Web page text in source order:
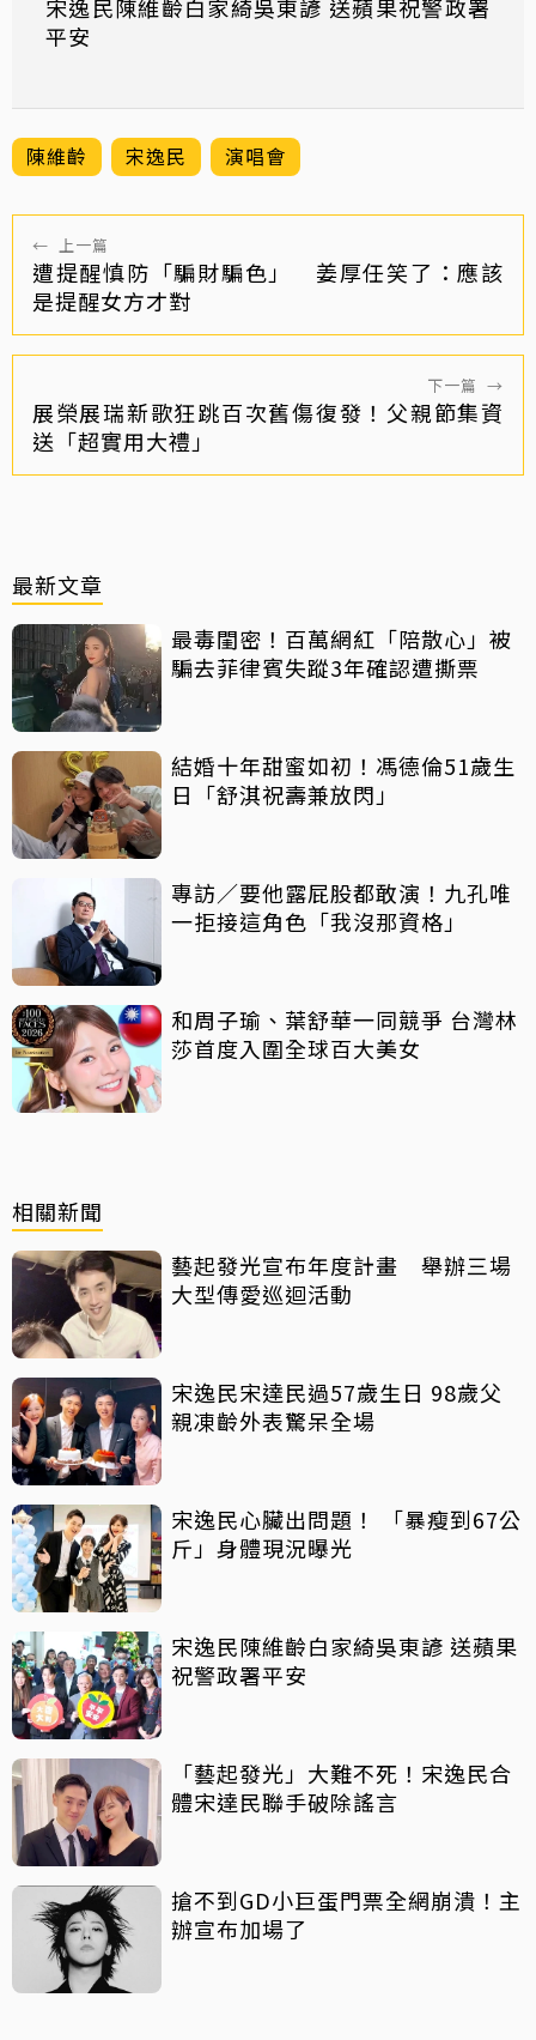
宋逸民陳維齡白家綺吳東諺 送蘋果祝警政署
平安
陳維齡 宋逸民 演唱會
← 上一篇
遭提醒慎防「騙財騙色」 姜厚任笑了：應該
是提醒女方才對
下一篇 →
展榮展瑞新歌狂跳百次舊傷復發！父親節集資
送「超實用大禮」
最新文章
最毒閨密！百萬網紅「陪散心」被
騙去菲律賓失蹤3年確認遭撕票
結婚十年甜蜜如初！馮德倫51歲生
日「舒淇祝壽兼放閃」
專訪／要他露屁股都敢演！九孔唯
一拒接這角色「我沒那資格」
和周子瑜、葉舒華一同競爭 台灣林
莎首度入圍全球百大美女
相關新聞
藝起發光宣布年度計畫 舉辦三場
大型傳愛巡迴活動
宋逸民宋達民過57歲生日 98歲父
親凍齡外表驚呆全場
宋逸民心臟出問題！ 「暴瘦到67公
斤」身體現況曝光
宋逸民陳維齡白家綺吳東諺 送蘋果
祝警政署平安
「藝起發光」大難不死！宋逸民合
體宋達民聯手破除謠言
搶不到GD小巨蛋門票全網崩潰！主
辦宣布加場了